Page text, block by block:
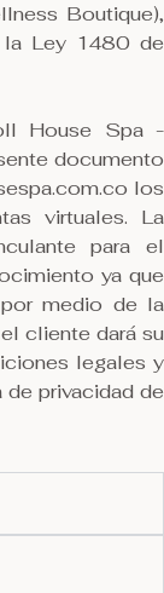
Boutique),
la Ley 1480 de
House Spa -
documento
los
virtuales. La
para el
ya que
por medio de la
cliente dará su
legales y
privacidad de